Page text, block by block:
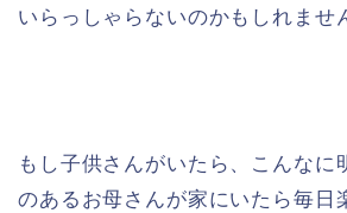
いらっしゃらないのかもしれませ
もし子供さんがいたら、こんなに
のあるお母さんが家にいたら毎日